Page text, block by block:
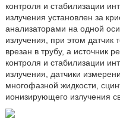
контроля и стабилизации
излучения установлен за
анализаторами на одной
излучения, при этом датчик
врезан в трубу, а источник
контроля и стабилизации
излучения, датчики
многофазной жидкости,
ионизирующего излучения